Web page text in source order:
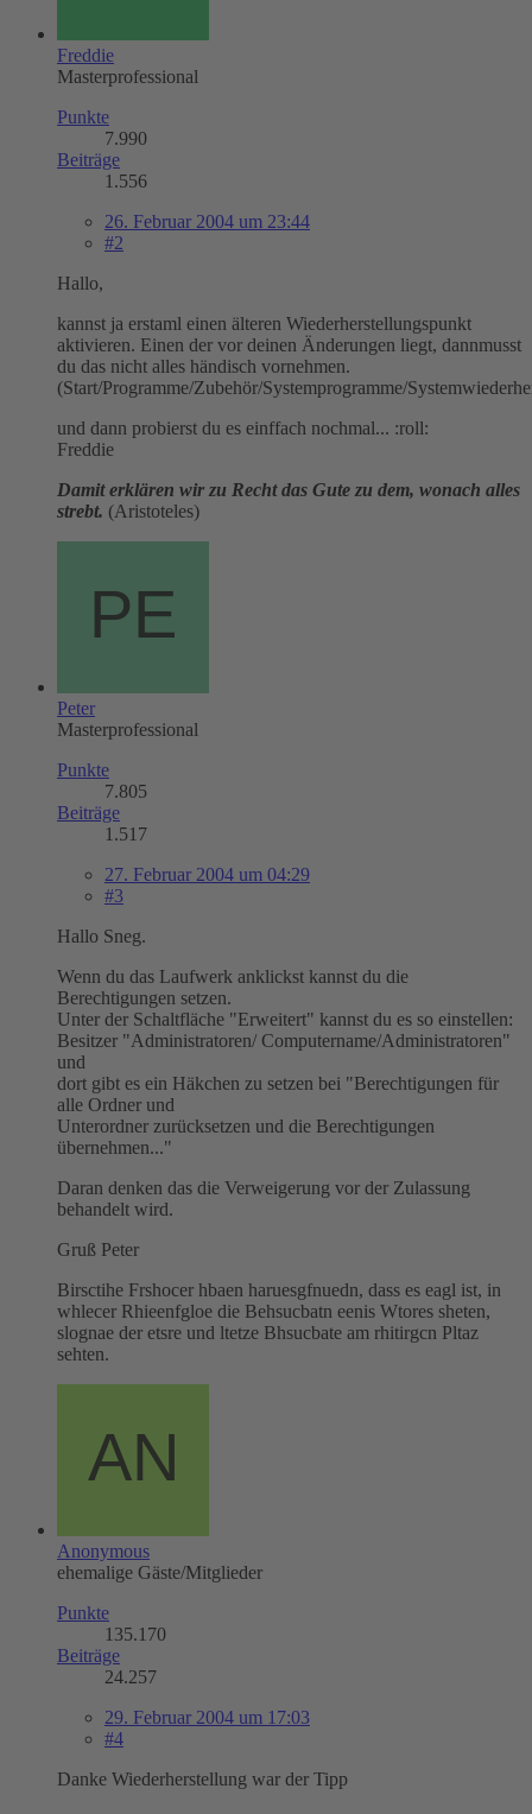
Freddie
Masterprofessional
Punkte
7.990
Beiträge
1.556
26. Februar 2004 um 23:44
#2
Hallo,
kannst ja erstaml einen älteren Wiederherstellungspunkt
aktivieren. Einen der vor deinen Änderungen liegt, dannmusst
du das nicht alles händisch vornehmen.
(Start/Programme/Zubehör/Systemprogramme/
und dann probierst du es einffach nochmal... :roll:
Freddie
Damit erklären wir zu Recht das Gute zu dem, wonach alles
strebt. (Aristoteles)
Peter
Masterprofessional
Punkte
7.805
Beiträge
1.517
27. Februar 2004 um 04:29
#3
Hallo Sneg.
Wenn du das Laufwerk anklickst kannst du die
Berechtigungen setzen.
Unter der Schaltfläche "Erweitert" kannst du es so einstellen:
Besitzer "Administratoren/ Computername/Administratoren"
und
dort gibt es ein Häkchen zu setzen bei "Berechtigungen für
alle Ordner und
Unterordner zurücksetzen und die Berechtigungen
übernehmen..."
Daran denken das die Verweigerung vor der Zulassung
behandelt wird.
Gruß Peter
Birsctihe Frshocer hbaen haruesgfnuedn, dass es eagl ist, in
whlecer Rhieenfgloe die Behsucbatn eenis Wtores sheten,
slognae der etsre und ltetze Bhsucbate am rhitirgcn Pltaz
sehten.
Anonymous
ehemalige Gäste/Mitglieder
Punkte
135.170
Beiträge
24.257
29. Februar 2004 um 17:03
#4
Danke Wiederherstellung war der Tipp